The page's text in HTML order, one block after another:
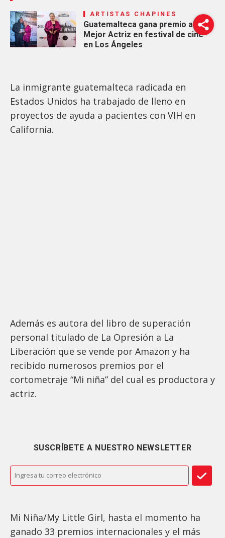
ARTISTAS CHAPINES
Guatemalteca gana premio a
Mejor Actriz en festival de cine
en Los Ángeles
La inmigrante guatemalteca radicada en
Estados Unidos ha trabajado de lleno en
proyectos de ayuda a pacientes con VIH en
California.
Además es autora del libro de superación
personal titulado de La Opresión a La
Liberación que se vende por Amazon y ha
recibido numerosos premios por el
cortometraje “Mi niña” del cual es productora y
actriz.
SUSCRÍBETE A NUESTRO NEWSLETTER
Mi Niña/My Little Girl, hasta el momento ha
ganado 33 premios internacionales y el más